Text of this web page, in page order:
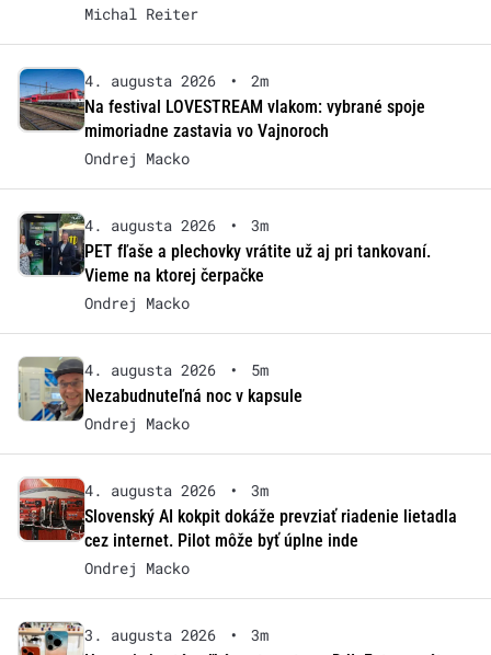
Michal Reiter
4. augusta 2026 •
2m
Na festival LOVESTREAM vlakom: vybrané spoje
mimoriadne zastavia vo Vajnoroch
Ondrej Macko
4. augusta 2026 •
3m
PET fľaše a plechovky vrátite už aj pri tankovaní.
Vieme na ktorej čerpačke
Ondrej Macko
4. augusta 2026 •
5m
Nezabudnuteľná noc v kapsule
Ondrej Macko
4. augusta 2026 •
3m
Slovenský AI kokpit dokáže prevziať riadenie lietadla
cez internet. Pilot môže byť úplne inde
Ondrej Macko
3. augusta 2026 •
3m